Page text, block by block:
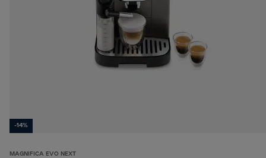
-14%
MAGNIFICA EVO NEXT